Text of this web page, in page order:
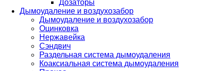
Дозаторы
Дымоудаление и воздухозабор
Дымоудаление и воздухозабор
Оцинковка
Нержавейка
Сэндвич
Раздельная система дымоудаления
Коаксиальная система дымоудаления